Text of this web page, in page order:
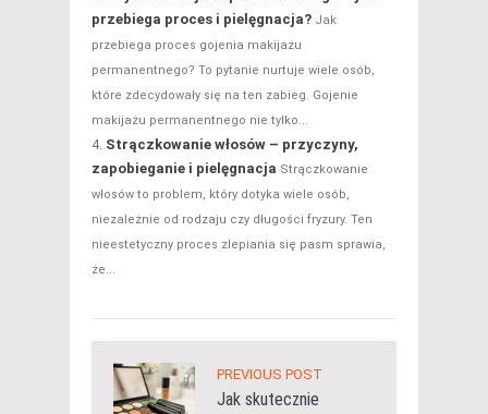
przebiega proces i pielęgnacja? Jak
przebiega proces gojenia makijażu
permanentnego? To pytanie nurtuje wiele osób,
które zdecydowały się na ten zabieg. Gojenie
makijażu permanentnego nie tylko...
Strączkowanie włosów – przyczyny,
zapobieganie i pielęgnacja Strączkowanie
włosów to problem, który dotyka wiele osób,
niezależnie od rodzaju czy długości fryzury. Ten
nieestetyczny proces zlepiania się pasm sprawia,
że...
PREVIOUS POST
Jak skutecznie